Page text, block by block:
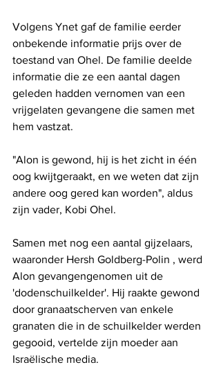
Volgens Ynet gaf de familie eerder
onbekende informatie prijs over de
toestand van Ohel. De familie deelde
informatie die ze een aantal dagen
geleden hadden vernomen van een
vrijgelaten gevangene die samen met
hem vastzat.
"Alon is gewond, hij is het zicht in één
oog kwijtgeraakt, en we weten dat zijn
andere oog gered kan worden", aldus
zijn vader, Kobi Ohel.
Samen met nog een aantal gijzelaars,
waaronder Hersh Goldberg-Polin , werd
Alon gevangengenomen uit de
'dodenschuilkelder'. Hij raakte gewond
door granaatscherven van enkele
granaten die in de schuilkelder werden
gegooid, vertelde zijn moeder aan
Israëlische media.